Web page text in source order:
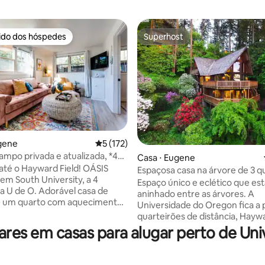
de 5, 606 avaliações
preferidos dos hóspedes
dos hóspedes
5 de uma avaliação média de 5, 172
5 (172)
privada e atualizada, *4
para UO*
o Hayward Field! OÁSIS
South University, a 4
U de O. Adorável casa de
um quarto com aquecimento
assentos ao ar livre e lareira.
no local. Um retiro tranquilo
Superhost
Superhost
Casa ⋅ Eugene
Espaçosa casa na árvore de 3
Oregon - imperdível!
Espaço único e eclético que
aninhado entre as árvores. A
Universidade do Oregon fica a
quarteirões de distância,
12 minutos a pé e vista para o
Autzen. 3 Bdr, 3 Bath e deck
em casas para alugar perto de